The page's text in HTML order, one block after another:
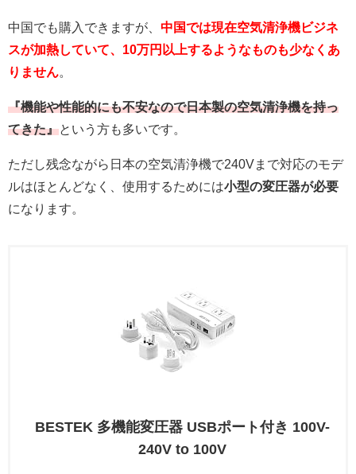
中国でも購入できますが、 中国では現在空気清浄機ビジネ
スが加熱していて、10万円以上するようなものも少なくあ
りません。
『機能や性能的にも不安なので日本製の空気清浄機を持っ
てきた』という方も多いです。
ただし残念ながら日本の空気清浄機で240Vまで対応のモデ
ルはほとんどなく、使用するためには小型の変圧器が必要
になります。
BESTEK 多機能変圧器 USBポート付き 100V-
240V to 100V